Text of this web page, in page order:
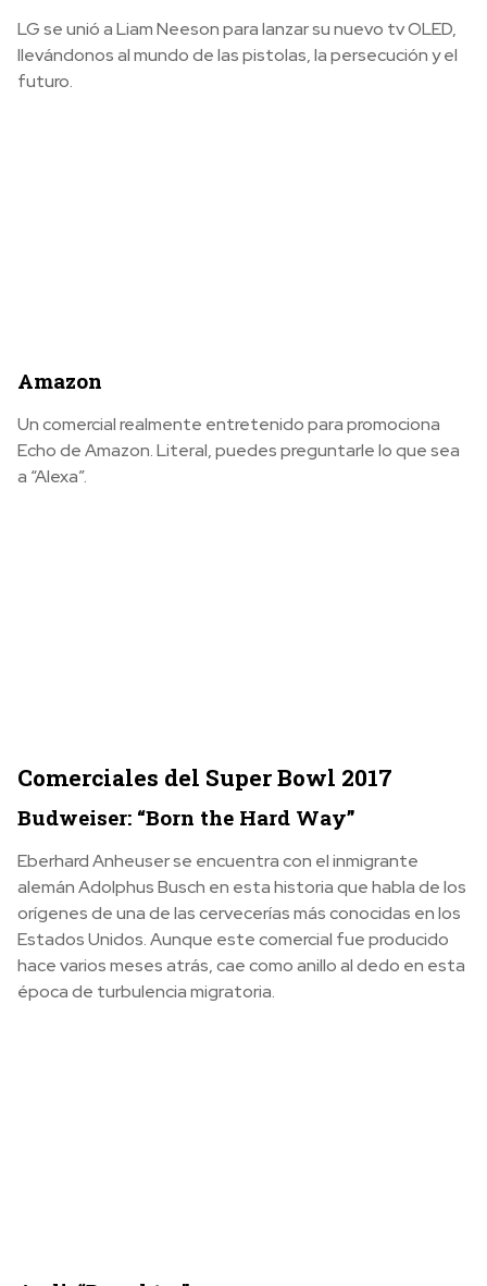
LG se unió a Liam Neeson para lanzar su nuevo tv OLED,
llevándonos al mundo de las pistolas, la persecución y el
futuro.
Amazon
Un comercial realmente entretenido para promociona
Echo de Amazon. Literal, puedes preguntarle lo que sea
a “Alexa”.
Comerciales del Super Bowl 2017
Budweiser: “Born the Hard Way”
Eberhard Anheuser se encuentra con el inmigrante
alemán Adolphus Busch en esta historia que habla de los
orígenes de una de las cervecerías más conocidas en los
Estados Unidos. Aunque este comercial fue producido
hace varios meses atrás, cae como anillo al dedo en esta
época de turbulencia migratoria.